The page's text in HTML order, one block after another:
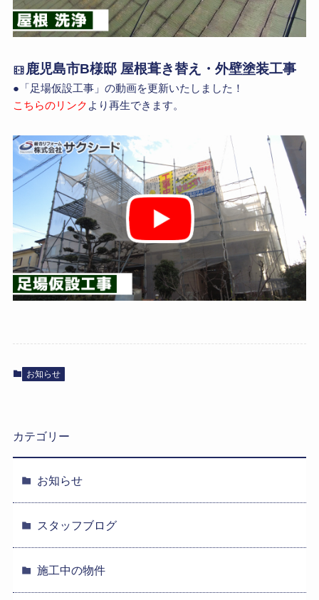
鹿児島市B様邸 屋根葺き替え・外壁塗装工事
●「足場仮設工事」の動画を更新いたしました！
こちらのリンク より再生できます。
お知らせ
カテゴリー
お知らせ
スタッフブログ
施工中の物件